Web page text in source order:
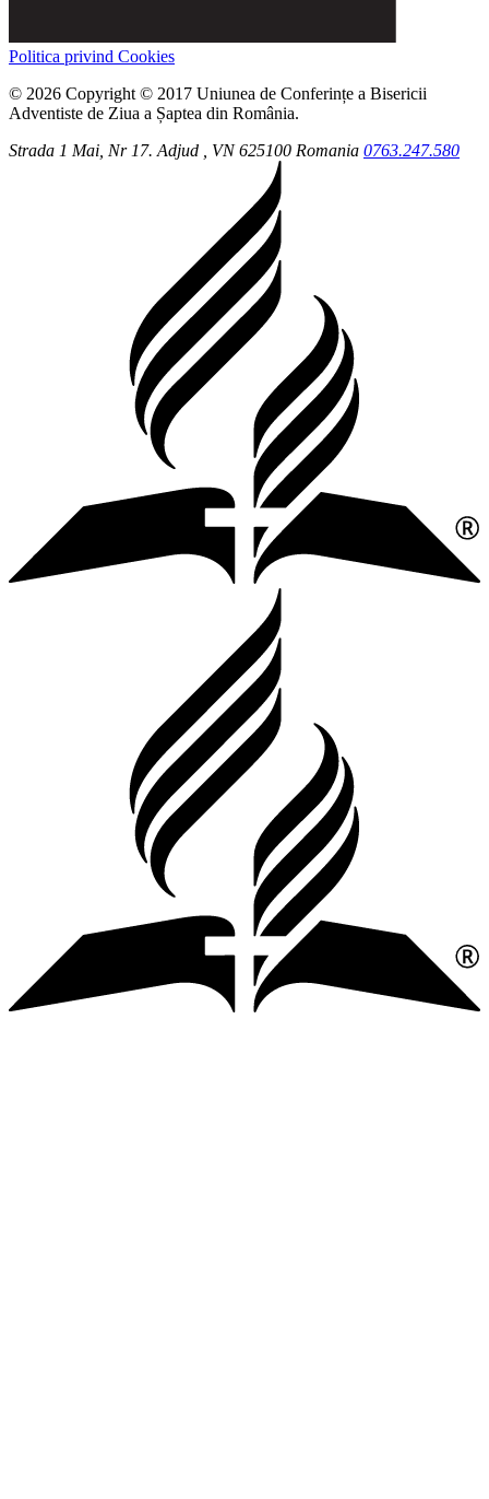
Politica privind Cookies
© 2026 Copyright © 2017 Uniunea de Conferințe a Bisericii
Adventiste de Ziua a Șaptea din România.
Strada 1 Mai, Nr 17. Adjud , VN 625100 Romania 0763.247.580